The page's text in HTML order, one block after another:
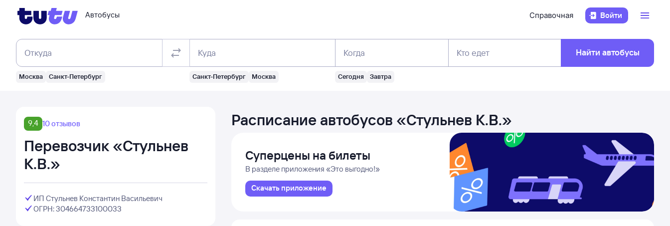
Автобусы Справочная Войти
Откуда
Москва Санкт-Петербург
Куда
Санкт-Петербург Москва
Когда
Сегодня Завтра
Кто едет Найти автобусы
9,4 10 отзывов
Перевозчик «Стульнев
К.В.»
ИП Стульнев Константин Васильевич
ОГРН: 304664733100033
Расписание автобусов «Стульнев К.В.»
Суперцены на билеты
В разделе приложения «Это выгодно!»
Скачать приложение